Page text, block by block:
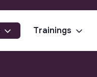
Trainings